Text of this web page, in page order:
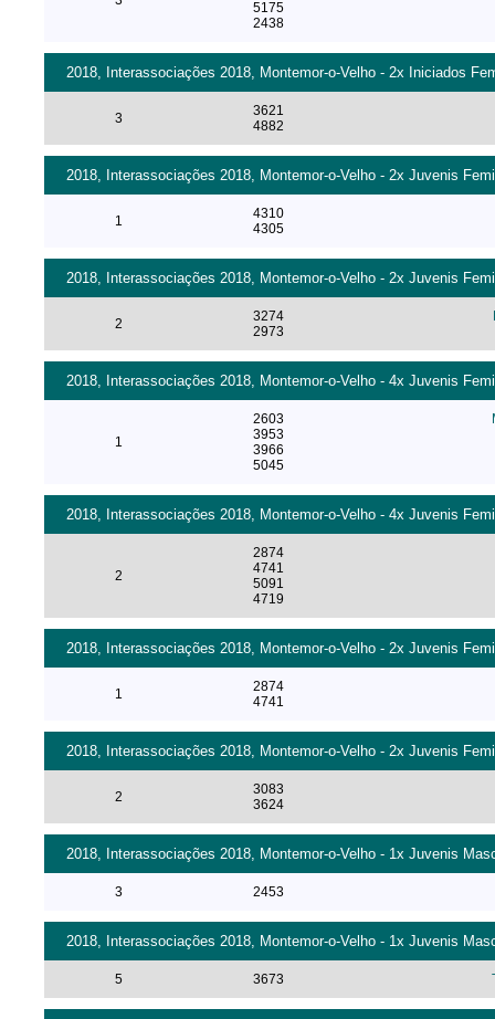
5175
2438
2018, Interassociações 2018, Montemor-o-Velho - 2x Iniciados
3
3621
4882
2018, Interassociações 2018, Montemor-o-Velho - 2x Juvenis
1
4310
4305
2018, Interassociações 2018, Montemor-o-Velho - 2x Juvenis
2
3274
2973
2018, Interassociações 2018, Montemor-o-Velho - 4x Juvenis
1
2603
3953
3966
5045
2018, Interassociações 2018, Montemor-o-Velho - 4x Juvenis
2
2874
4741
5091
4719
2018, Interassociações 2018, Montemor-o-Velho - 2x Juvenis
1
2874
4741
2018, Interassociações 2018, Montemor-o-Velho - 2x Juvenis
2
3083
3624
2018, Interassociações 2018, Montemor-o-Velho - 1x Juvenis
3 2453
2018, Interassociações 2018, Montemor-o-Velho - 1x Juvenis
5 3673